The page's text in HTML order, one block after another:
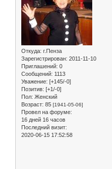
Откуда: г.Пенза
Зарегистрирован: 2011-11-10
Приглашений: 0
Сообщений: 1113
Уважение: [+145/-0]
Позитив: [+1/-0]
Пол: Женский
Возраст: 85 [1941-05-06]
Провел на форуме:
16 дней 16 часов
Последний визит:
2020-06-15 17:52:58